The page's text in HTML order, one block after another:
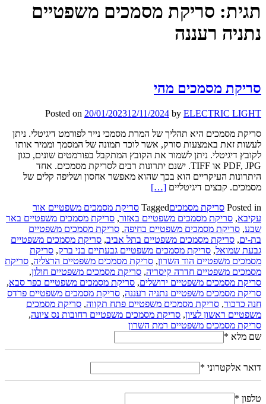
תגית: סריקת מסמכים משפטיים
נתניה רעננה
סריקת מסמכים מהי
Posted on 20/01/202312/11/2024 by ELECTRIC LIGHT
סריקת מסמכים היא תהליך של המרת מסמכי נייר לפורמט דיגיטלי. ניתן
לעשות זאת באמצעות סורק, אשר לוכד תמונה של המסמך וממיר אותו
לקובץ דיגיטלי. ניתן לשמור את הקובץ המתקבל בפורמטים שונים, כגון
PDF, JPG או TIFF. ישנם יתרונות רבים לסריקת מסמכים. אחד
היתרונות העיקריים הוא בכך שהוא מאפשר אחסון ושליפה קלים של
מסמכים. קבצים דיגיטליים Read
about
סריקת
מסמכים
מהי
[…]
Posted in סריקת מסמכיםTagged סריקת מסמכים משפטיים אור
עקיבא, סריקת מסמכים משפטיים באזור, סריקת מסמכים משפטיים באר
שבע, סריקת מסמכים משפטיים בחיפה, סריקת מסמכים משפטיים
בת-ים, סריקת מסמכים משפטיים בתל אביב, סריקת מסמכים משפטיים
גבעת שמואל, סריקת מסמכים משפטיים גבעתיים בני ברק, סריקת
מסמכים משפטיים הוד השרון, סריקת מסמכים משפטיים הרצליה, סריקת
מסמכים משפטיים חדרה קיסריה, סריקת מסמכים משפטיים חולון,
סריקת מסמכים משפטיים ירושלים, סריקת מסמכים משפטיים כפר סבא,
סריקת מסמכים משפטיים נתניה רעננה, סריקת מסמכים משפטיים פרדס
חנה כרכור, סריקת מסמכים משפטיים פתח תקווה, סריקת מסמכים
משפטיים ראשון לציון, סריקת מסמכים משפטיים רחובות נס ציונה,
סריקת מסמכים משפטיים רמת השרון
שם מלא *
דואר אלקטרוני *
טלפון *